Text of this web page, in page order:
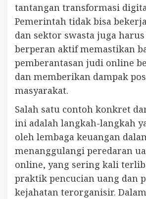
tantangan transformasi
Pemerintah tidak bisa
dan sektor swasta juga
berperan aktif memastikan
pemberantasan judi online
dan memberikan dampak
masyarakat.
Salah satu contoh konkret
ini adalah langkah-langkah
oleh lembaga keuangan
menanggulangi peredaran
online, yang sering kali
praktik pencucian uang dan
kejahatan terorganisir.